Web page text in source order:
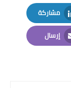
مشاركة
LinkedIn
إرسال
Email